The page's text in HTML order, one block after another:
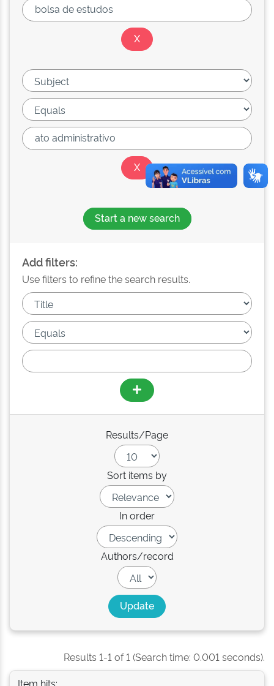
Start a new search
Add filters:
Use filters to refine the search results.
Results/Page
Sort items by
In order
Authors/record
Results 1-1 of 1 (Search time: 0.001 seconds).
Item hits: